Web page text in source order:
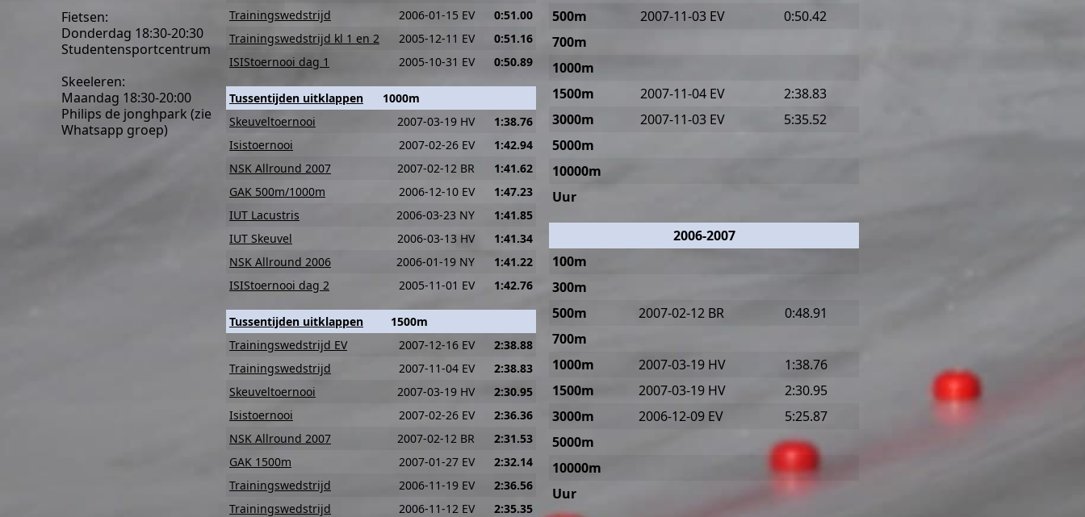
Fietsen:
Donderdag 18:30-20:30
Studentensportcentrum
Skeeleren:
Maandag 18:30-20:00
Philips de jonghpark (zie
Whatsapp groep)
Trainingswedstrijd
2006-01-15 EV 0:51.00
Trainingswedstrijd kl 1 en 2
2005-12-11 EV 0:51.16
ISIStoernooi dag 1
2005-10-31 EV 0:50.89
Tussentijden uitklappen
1000m
Skeuveltoernooi
2007-03-19 HV 1:38.76
Isistoernooi
2007-02-26 EV 1:42.94
NSK Allround 2007
2007-02-12 BR 1:41.62
GAK 500m/1000m
2006-12-10 EV 1:47.23
IUT Lacustris
2006-03-23 NY 1:41.85
IUT Skeuvel
2006-03-13 HV 1:41.34
NSK Allround 2006
2006-01-19 NY 1:41.22
ISIStoernooi dag 2
2005-11-01 EV 1:42.76
Tussentijden uitklappen
1500m
Trainingswedstrijd EV
2007-12-16 EV 2:38.88
Trainingswedstrijd
2007-11-04 EV 2:38.83
Skeuveltoernooi
2007-03-19 HV 2:30.95
Isistoernooi
2007-02-26 EV 2:36.36
NSK Allround 2007
2007-02-12 BR 2:31.53
GAK 1500m
2007-01-27 EV 2:32.14
Trainingswedstrijd
2006-11-19 EV 2:36.56
Trainingswedstrijd
2006-11-12 EV 2:35.35
500m
2007-11-03 EV
0:50.42
700m
1000m
1500m
2007-11-04 EV
2:38.83
3000m
2007-11-03 EV
5:35.52
5000m
10000m
Uur
2006-2007
100m
300m
500m
2007-02-12 BR
0:48.91
700m
1000m
2007-03-19 HV
1:38.76
1500m
2007-03-19 HV
2:30.95
3000m
2006-12-09 EV
5:25.87
5000m
10000m
Uur